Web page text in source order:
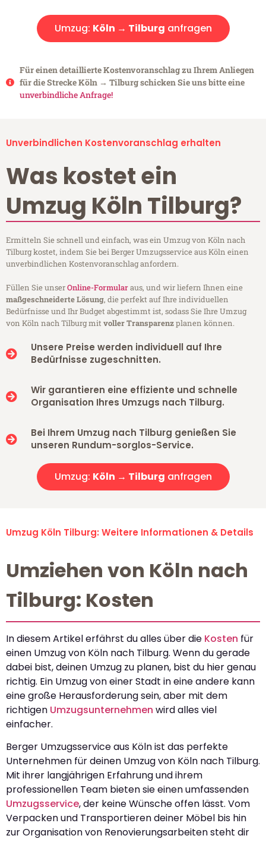
Umzug: Köln → Tilburg anfragen
Für einen detaillierte Kostenvoranschlag zu Ihrem Anliegen
für die Strecke Köln → Tilburg schicken Sie uns bitte eine
unverbindliche Anfrage!
Unverbindlichen Kostenvoranschlag erhalten
Was kostet ein
Umzug Köln Tilburg?
Ermitteln Sie schnell und einfach, was ein Umzug von Köln nach
Tilburg kostet, indem Sie bei Berger Umzugsservice aus Köln einen
unverbindlichen Kostenvoranschlag anfordern.
Füllen Sie unserOnline-Formularaus, und wir liefern Ihnen eine
maßgeschneiderte Lösung, die perfekt auf Ihre individuellen
Bedürfnisse und Ihr Budget abgestimmt ist, sodass Sie Ihre Umzug
von Köln nach Tilburg mitvoller Transparenzplanen können.
Unsere Preise werden individuell auf Ihre
Bedürfnisse zugeschnitten.
Wir garantieren eine effiziente und schnelle
Organisation Ihres Umzugs nach Tilburg.
Bei Ihrem Umzug nach Tilburg genießen Sie
unseren Rundum-sorglos-Service.
Umzug: Köln → Tilburg anfragen
Umzug Köln Tilburg: Weitere Informationen & Details
Umziehen von Köln nach
Tilburg: Kosten
In diesem Artikel erfährst du alles über die Kosten für
einen Umzug von Köln nach Tilburg. Wenn du gerade
dabei bist, deinen Umzug zu planen, bist du hier genau
richtig. Ein Umzug von einer Stadt in eine andere kann
eine große Herausforderung sein, aber mit dem
richtigen Umzugsunternehmen wird alles viel
einfacher.
Berger Umzugsservice aus Köln ist das perfekte
Unternehmen für deinen Umzug von Köln nach Tilburg.
Mit ihrer langjährigen Erfahrung und ihrem
professionellen Team bieten sie einen umfassenden
Umzugsservice, der keine Wünsche offen lässt. Vom
Verpacken und Transportieren deiner Möbel bis hin
zur Organisation von Renovierungsarbeiten steht dir